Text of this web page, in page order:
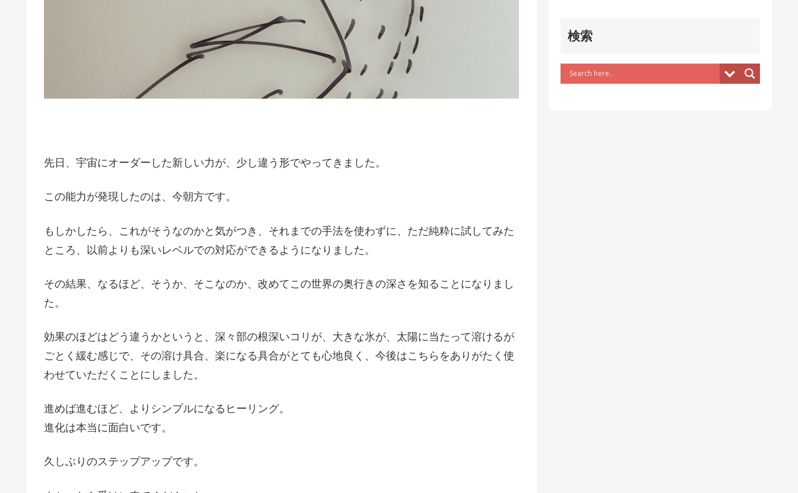
先日、宇宙にオーダーした新しい力が、少し違う形でやってきました。
この能力が発現したのは、今朝方です。
もしかしたら、これがそうなのかと気がつき、それまでの手法を使わずに、ただ純粋に試してみた
ところ、以前よりも深いレベルでの対応ができるようになりました。
その結果、なるほど、そうか、そこなのか、改めてこの世界の奥行きの深さを知ることになりまし
た。
効果のほどはどう違うかというと、深々部の根深いコリが、大きな氷が、太陽に当たって溶けるが
ごとく緩む感じで、その溶け具合、楽になる具合がとても心地良く、今後はこちらをありがたく使
わせていただくことにしました。
進めば進むほど、よりシンプルになるヒーリング。
進化は本当に面白いです。
久しぶりのステップアップです。
検索